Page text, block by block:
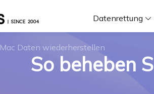
Datenrettung
Mac Daten wiederherstellen
So beheben